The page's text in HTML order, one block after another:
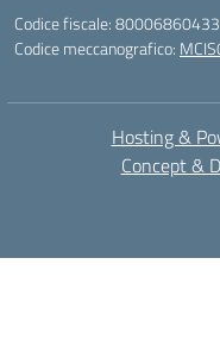
Codice fiscale: 80006860433
Codice meccanografico:
Hosting &
Concept &